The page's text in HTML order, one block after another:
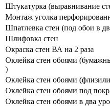
Штукатурка (выравнивание
Монтаж уголка
Шпатлевка стен (под обои в
Шлифовка стен
Окраска стен ВА на 2 раза
Оклейка стен обоями
)
Оклейка стен обоями
Оклейка стен обоями под
Оклейка стен обоями в два